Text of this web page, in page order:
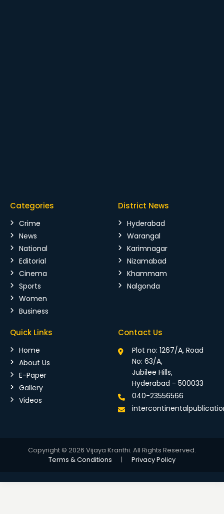
Categories
Crime
News
National
Editorial
Cinema
Sports
Women
Business
District News
Hyderabad
Warangal
Karimnagar
Nizamabad
Khammam
Nalgonda
Quick Links
Home
About Us
E-Paper
Gallery
Videos
Contact Us
Plot no: 1267/A, Road
No: 63/A,
Jubilee Hills,
Hyderabad - 500033
040-23556566
Copyright © 2026 Vijaya Kranthi. All Rights Reserved.
Terms & Conditions
| Privacy Policy